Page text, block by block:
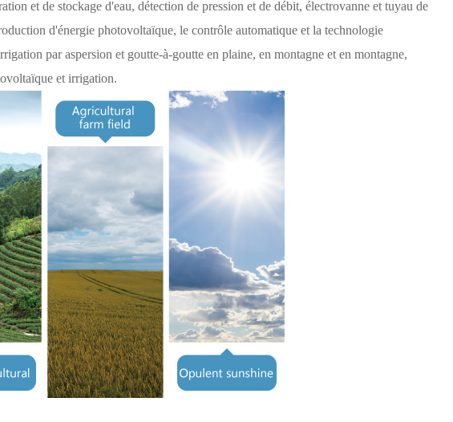
et de stockage d'eau, détection de pression et de débit, électrovanne et tuyau de
d'énergie photovoltaïque, le contrôle automatique et la technologie
par aspersion et goutte-à-goutte en plaine, en montagne et en montagne,
et irrigation.